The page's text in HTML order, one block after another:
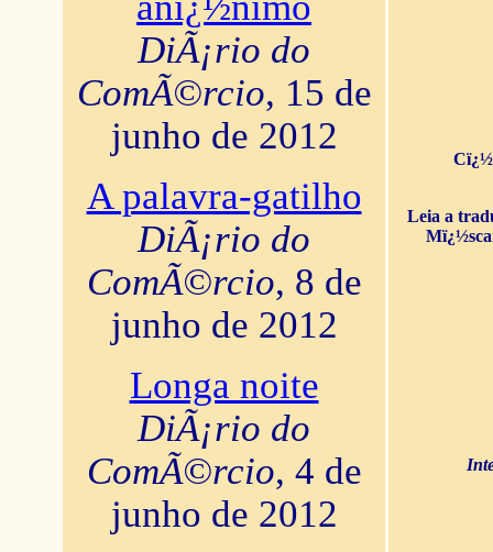
DiÃ¡rio do
ComÃ©rcio, 15 de
junho de 2012
A palavra-gatilho
DiÃ¡rio do
ComÃ©rcio, 8 de
junho de 2012
Longa noite
DiÃ¡rio do
ComÃ©rcio, 4 de
junho de 2012
Leia a